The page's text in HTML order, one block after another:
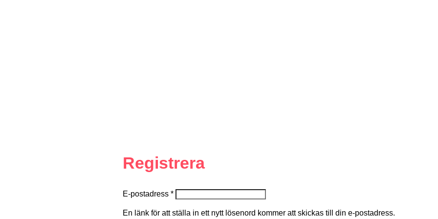
Registrera
E-postadress *
En länk för att ställa in ett nytt lösenord kommer att skickas till din e-postadress.